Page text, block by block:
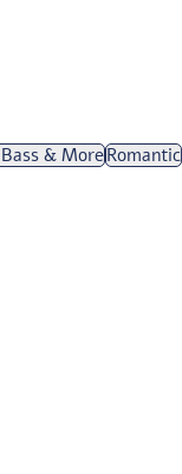
& MoreRomantic